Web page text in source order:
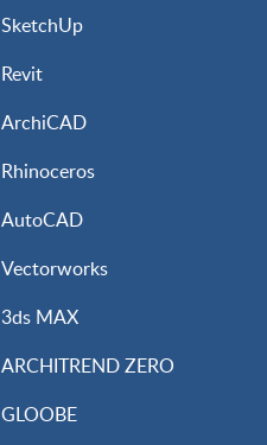
SketchUp
Revit
ArchiCAD
Rhinoceros
AutoCAD
Vectorworks
3ds MAX
ARCHITREND ZERO
GLOOBE